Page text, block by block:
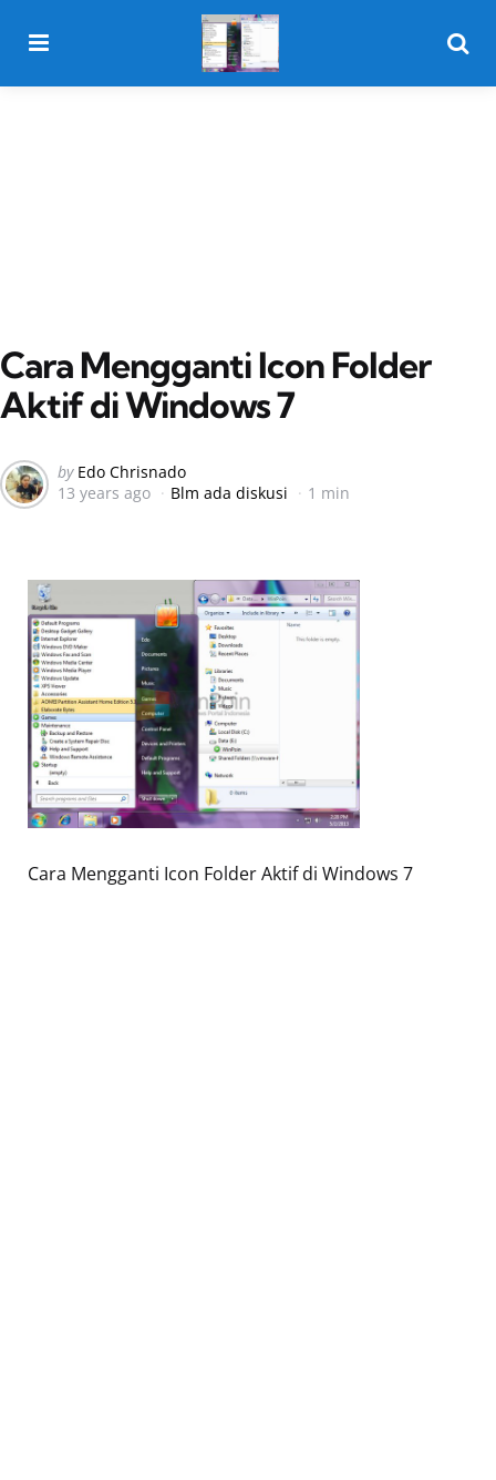
Cara Mengganti Icon Folder
Aktif di Windows 7
Posted
by
by Edo Chrisnado
13 years ago
Blm ada diskusi 1 min
Cara Mengganti Icon Folder Aktif di Windows 7